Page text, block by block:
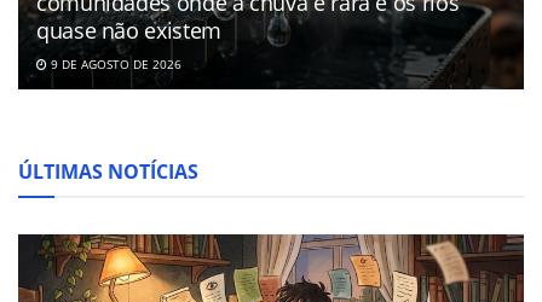
quase não existem
9 DE AGOSTO DE 2026
ÚLTIMAS NOTÍCIAS